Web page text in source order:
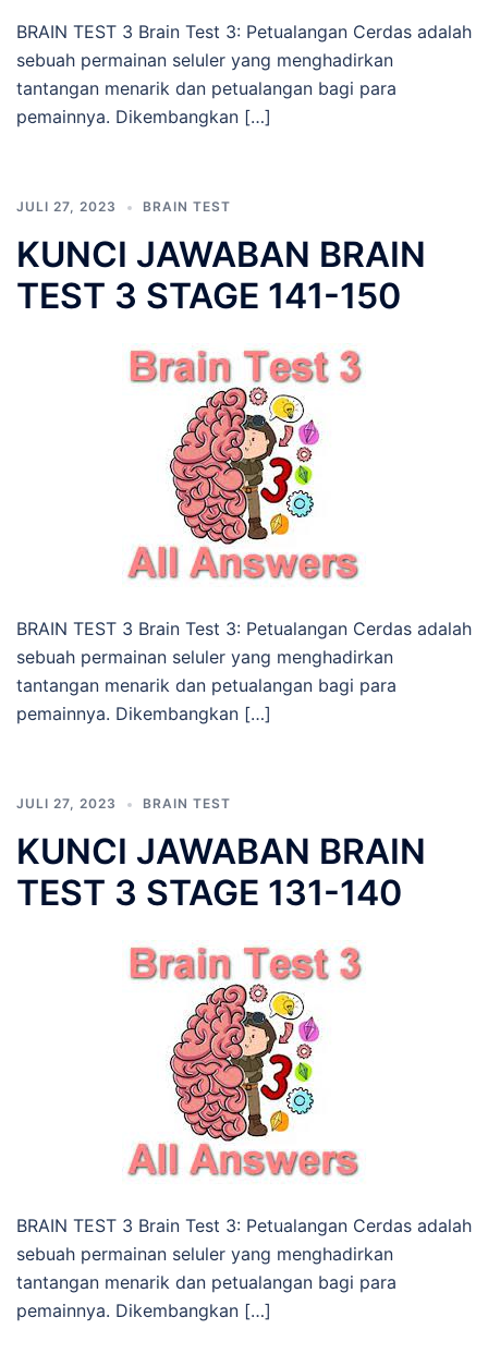
BRAIN TEST 3 Brain Test 3: Petualangan Cerdas adalah
sebuah permainan seluler yang menghadirkan
tantangan menarik dan petualangan bagi para
pemainnya. Dikembangkan […]
JULI 27, 2023 BRAIN TEST
KUNCI JAWABAN BRAIN
TEST 3 STAGE 141-150
BRAIN TEST 3 Brain Test 3: Petualangan Cerdas adalah
sebuah permainan seluler yang menghadirkan
tantangan menarik dan petualangan bagi para
pemainnya. Dikembangkan […]
JULI 27, 2023 BRAIN TEST
KUNCI JAWABAN BRAIN
TEST 3 STAGE 131-140
BRAIN TEST 3 Brain Test 3: Petualangan Cerdas adalah
sebuah permainan seluler yang menghadirkan
tantangan menarik dan petualangan bagi para
pemainnya. Dikembangkan […]